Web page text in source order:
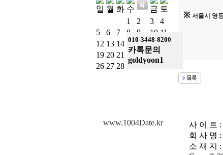
010-3448-8200
카톡문의
goldyoon1
1 2 3
4
5
6 7 8 9 10 11
12 13 14 15 16 17 18
19 20 21 22 23 24
26 27 28 29 30
※ 서울시 영
사 이 트 :
회 사 명
소 재 지
www.1004Date.kr